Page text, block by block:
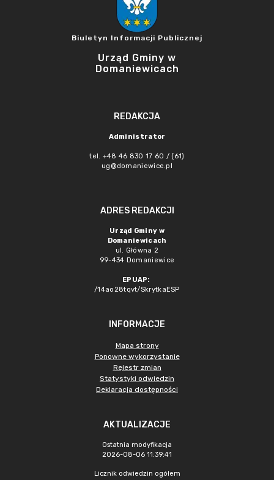
Biuletyn Informacji Publicznej
Urząd Gminy w
Domaniewicach
REDAKCJA
Administrator
tel. +48 46 830 17 60 / (61)
ug@domaniewice.pl
ADRES REDAKCJI
Urząd Gminy w
Domaniewicach
ul. Główna 2
99-434 Domaniewice
EPUAP:
/14ao28tqvt/SkrytkaESP
INFORMACJE
Mapa strony
Ponowne wykorzystanie
Rejestr zmian
Statystyki odwiedzin
Deklaracja dostępności
AKTUALIZACJE
Ostatnia modyfikacja
2026-08-06 11:39:41
Licznik odwiedzin ogółem